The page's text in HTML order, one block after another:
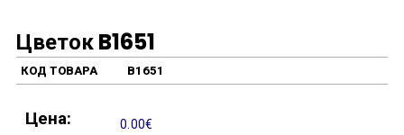
Цветок B1651
КОД ТОВАРА B1651
Цена: 0.00€